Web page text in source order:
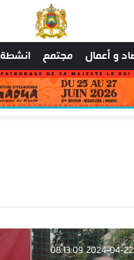
و أعمال مجتمع
2024-04-22 08:13:09